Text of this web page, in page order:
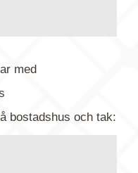
ber vi dig titta på
utan
med
bostadshus och tak: